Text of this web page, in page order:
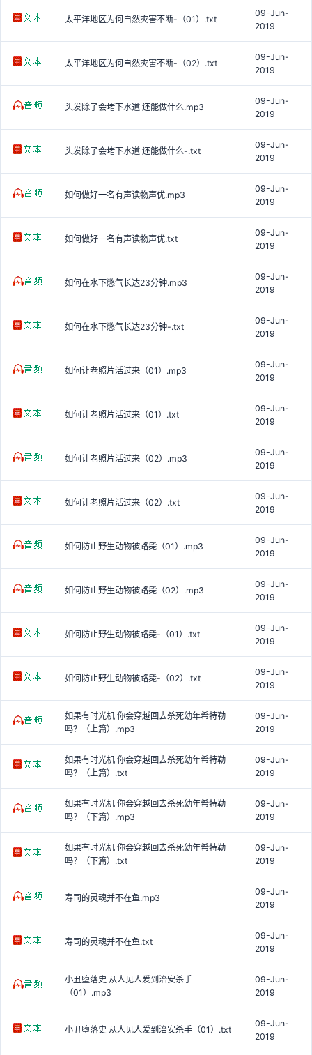
太平洋地区为何自然灾害不断-（01）.txt
09-Jun-
2019
太平洋地区为何自然灾害不断-（02）.txt
09-Jun-
2019
头发除了会堵下水道 还能做什么.mp3
09-Jun-
2019
头发除了会堵下水道 还能做什么-.txt
09-Jun-
2019
如何做好一名有声读物声优.mp3
09-Jun-
2019
如何做好一名有声读物声优.txt
09-Jun-
2019
如何在水下憋气长达23分钟.mp3
09-Jun-
2019
如何在水下憋气长达23分钟-.txt
09-Jun-
2019
如何让老照片活过来（01）.mp3
09-Jun-
2019
如何让老照片活过来（01）.txt
09-Jun-
2019
如何让老照片活过来（02）.mp3
09-Jun-
2019
如何让老照片活过来（02）.txt
09-Jun-
2019
如何防止野生动物被路毙（01）.mp3
09-Jun-
2019
如何防止野生动物被路毙（02）.mp3
09-Jun-
2019
如何防止野生动物被路毙-（01）.txt
09-Jun-
2019
如何防止野生动物被路毙-（02）.txt
09-Jun-
2019
如果有时光机 你会穿越回去杀死幼年希特勒
吗？（上篇）.mp3
09-Jun-
2019
如果有时光机 你会穿越回去杀死幼年希特勒
吗？（上篇）.txt
09-Jun-
2019
如果有时光机 你会穿越回去杀死幼年希特勒
吗？（下篇）.mp3
09-Jun-
2019
如果有时光机 你会穿越回去杀死幼年希特勒
吗？（下篇）.txt
09-Jun-
2019
寿司的灵魂并不在鱼.mp3
09-Jun-
2019
寿司的灵魂并不在鱼.txt
09-Jun-
2019
小丑堕落史 从人见人爱到治安杀手
（01）.mp3
09-Jun-
2019
小丑堕落史 从人见人爱到治安杀手（01）.txt
09-Jun-
2019